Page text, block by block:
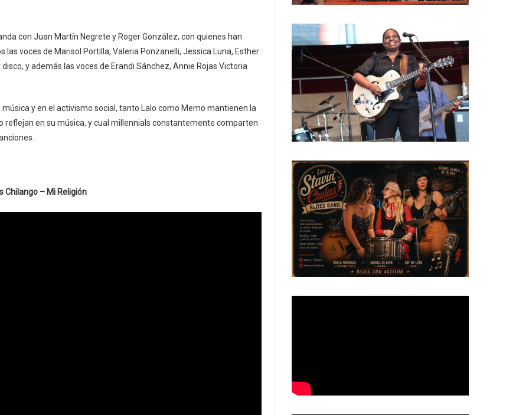
con Juan Martín Negrete y Roger González, con quienes han
las voces de Marisol Portilla, Valeria Ponzanelli, Jessica Luna, Esther
y además las voces de Erandi Sánchez, Annie Rojas Victoria
y en el activismo social, tanto Lalo como Memo mantienen la
reflejan en su música, y cual millennials constantemente comparten
Chilango – Mi Religión